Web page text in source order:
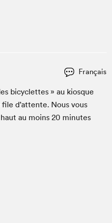
Québec
Français
bicy­clettes » au kiosque
d’at­tente. Nous vous
au moins 20 min­utes